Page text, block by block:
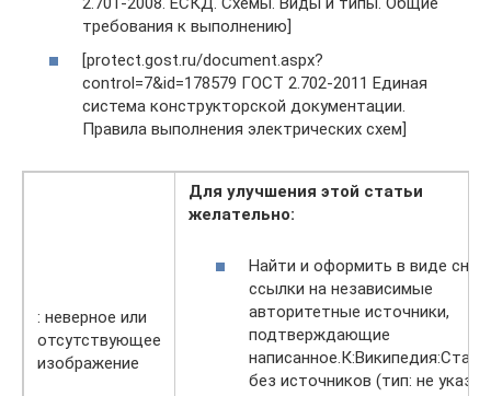
требования к выполнению]
[protect.gost.ru/document.aspx?
control=7&id=178579 ГОСТ 2.702-2011 Единая
система конструкторской документации.
Правила выполнения электрических схем]
: неверное или
отсутствующее
изображение
Для улучшения этой статьи
желательно:
Найти и оформить в виде
ссылки на независимые
авторитетные источники,
подтверждающие
без источников (тип: не